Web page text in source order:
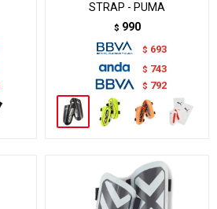
STRAP - PUMA
$ 990
$ 693
$ 743
$ 792